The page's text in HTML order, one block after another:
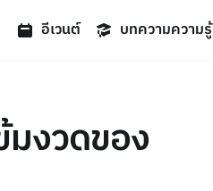
อีเวนต์ บทความความรู้
มงวดของ